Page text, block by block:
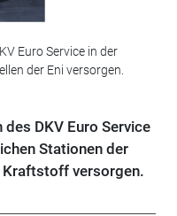
Euro Service in der
der Eni versorgen.
DKV Euro Service
Stationen der
Kraftstoff versorgen.